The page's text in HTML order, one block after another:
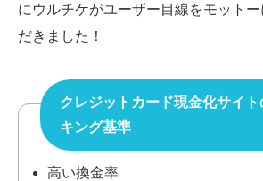
にウルチケがユーザー目線をモット
だきました！
クレジットカード現金化サイ
キング基準
高い換金率